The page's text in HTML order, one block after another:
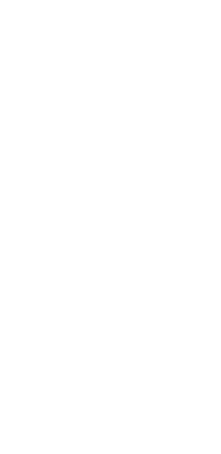
Todo lo
organización que
problemas de
acogida que
inscripciones y
Costa del Sol se
animar a todo el
deportiva, sino
Un